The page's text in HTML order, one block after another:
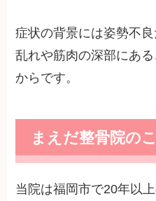
症状の背景には姿勢不
乱れや筋肉の深部にあ
からです。
まえだ整骨院の
当院は福岡市で20年以